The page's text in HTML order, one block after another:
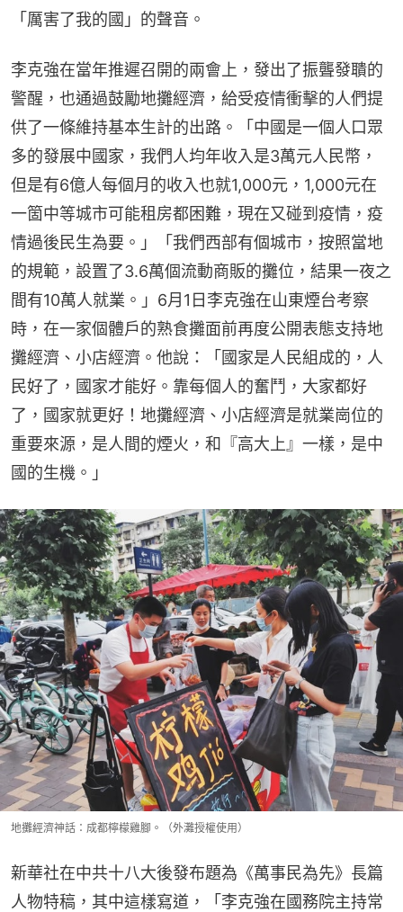
「厲害了我的國」的聲音。
李克強在當年推遲召開的兩會上，發出了振聾發聵的
警醒，也通過鼓勵地攤經濟，給受疫情衝擊的人們提
供了一條維持基本生計的出路。「中國是一個人口眾
多的發展中國家，我們人均年收入是3萬元人民幣，
但是有6億人每個月的收入也就1,000元，1,000元在
一箇中等城市可能租房都困難，現在又碰到疫情，疫
情過後民生為要。」「我們西部有個城市，按照當地
的規範，設置了3.6萬個流動商販的攤位，結果一夜之
間有10萬人就業。」6月1日李克強在山東煙台考察
時，在一家個體戶的熟食攤面前再度公開表態支持地
攤經濟、小店經濟。他說：「國家是人民組成的，人
民好了，國家才能好。靠每個人的奮鬥，大家都好
了，國家就更好！地攤經濟、小店經濟是就業崗位的
重要來源，是人間的煙火，和『高大上』一樣，是中
國的生機。」
地攤經濟神話：成都檸檬雞腳。（外灘授權使用）
新華社在中共十八大後發布題為《萬事民為先》長篇
人物特稿，其中這樣寫道，「李克強在國務院主持常